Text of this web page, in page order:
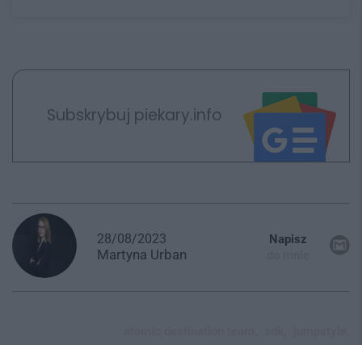
Subskrybuj piekary.info
28/08/2023
Martyna Urban
Napisz